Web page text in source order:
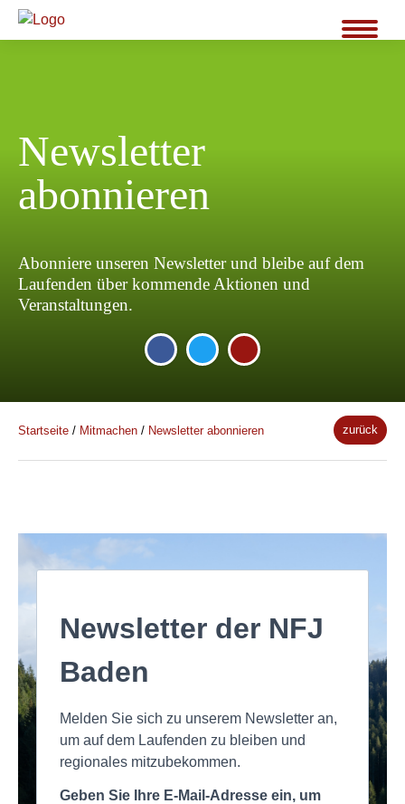
Newsletter
abonnieren
Abonniere unseren Newsletter und bleibe auf dem
Laufenden über kommende Aktionen und
Veranstaltungen.
Startseite / Mitmachen / Newsletter abonnieren zurück